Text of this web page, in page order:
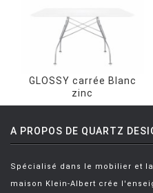
GLOSSY carrée Blanc
zinc
A PROPOS DE QUARTZ
Spécialisé dans le mobilier et
maison Klein-Albert crée